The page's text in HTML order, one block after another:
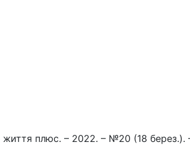
плюс. – 2022. – №20 (18 берез.).